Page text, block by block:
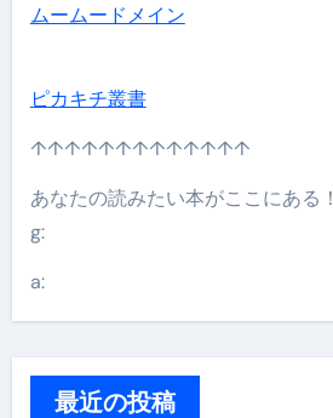
ムームードメイン
ピカキチ叢書
↑↑↑↑↑↑↑↑↑↑↑↑↑
あなたの読みたい本がここにある！
g:
a:
最近の投稿